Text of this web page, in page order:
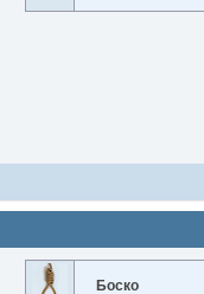
Боско